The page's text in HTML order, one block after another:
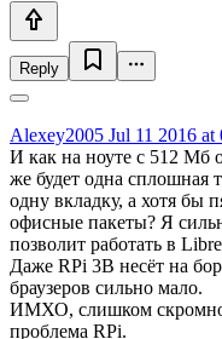
Reply
Alexey2005 Jul 11 2016 at
И как на ноуте с 512 Мб
же будет одна сплошная
одну вкладку, а хотя бы
офисные пакеты? Я
позволит работать в
Даже RPi 3B несёт на
браузеров сильно мало.
ИМХО, слишком
проблема RPi.